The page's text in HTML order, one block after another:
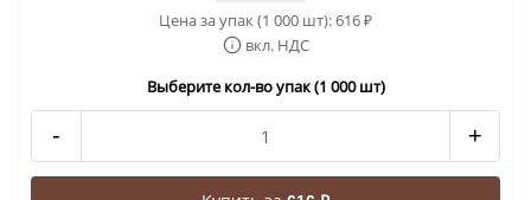
Цена за упак (1 000 шт):616₽
вкл. НДС
Выберите кол-во упак (1 000 шт)
- +